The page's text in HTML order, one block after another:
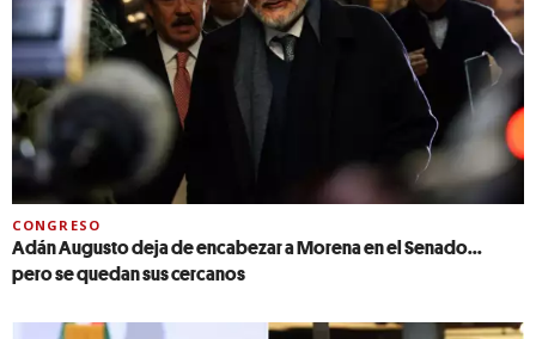
CONGRESO
Adán Augusto deja de encabezar a Morena en el Senado...
pero se quedan sus cercanos